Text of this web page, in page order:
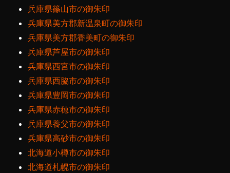
兵庫県篠山市の御朱印
兵庫県美方郡新温泉町の御朱印
兵庫県美方郡香美町の御朱印
兵庫県芦屋市の御朱印
兵庫県西宮市の御朱印
兵庫県西脇市の御朱印
兵庫県豊岡市の御朱印
兵庫県赤穂市の御朱印
兵庫県養父市の御朱印
兵庫県高砂市の御朱印
北海道小樽市の御朱印
北海道札幌市の御朱印